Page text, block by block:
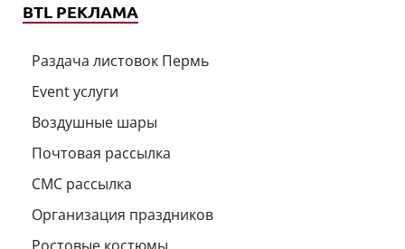
BTL РЕКЛАМА
Раздача листовок Пермь
Event услуги
Воздушные шары
Почтовая рассылка
СМС рассылка
Организация праздников